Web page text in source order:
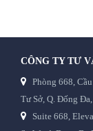
CÔNG TY TƯ
Phòng 668,
Tư Sở, Q. Đống Đa,
Suite 668,